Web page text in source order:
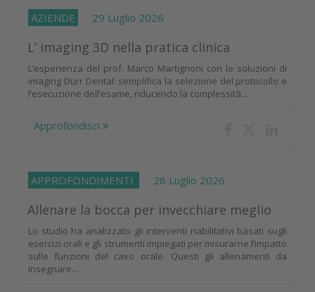
AZIENDE 29 Luglio 2026
L’ imaging 3D nella pratica clinica
L’esperienza del prof. Marco Martignoni con le soluzioni di
imaging Dürr Dental: semplifica la selezione del protocollo e
l’esecuzione dell’esame, riducendo la complessità...
Approfondisci
APPROFONDIMENTI 28 Luglio 2026
Allenare la bocca per invecchiare meglio
Lo studio ha analizzato gli interventi riabilitativi basati sugli
esercizi orali e gli strumenti impiegati per misurarne l’impatto
sulle funzioni del cavo orale. Questi gli allenamenti da
insegnare...